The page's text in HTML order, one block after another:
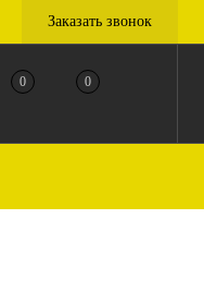
Заказать звонок
0 0